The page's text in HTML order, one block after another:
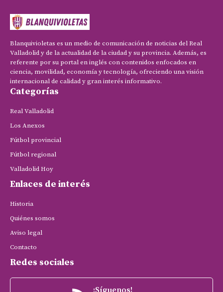
Blanquivioletas es un medio de comunicación de noticias del Real
Valladolid y de la actualidad de la ciudad y su provincia. Además, es
referente por su portal en inglés con contenidos enfocados en
ciencia, movilidad, economía y tecnología, ofreciendo una visión
internacional de calidad y gran interés informativo.
Categorías
Real Valladolid
Los Anexos
Fútbol provincial
Fútbol regional
Valladolid Hoy
Enlaces de interés
Historia
Quiénes somos
Aviso legal
Contacto
Redes sociales